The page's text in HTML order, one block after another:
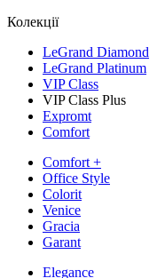
Колекції
LeGrand Diamond
LeGrand Platinum
VIP Class
VIP Class Plus
Expromt
Comfort
Comfort +
Office Style
Colorit
Venice
Gracia
Garant
Elegance